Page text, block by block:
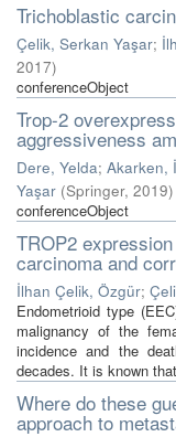
Trichoblastic
Çelik, Serkan Yaşar;
2017)
conferenceObject
Trop-2
aggressiveness
Dere, Yelda; Akarken,
Yaşar (Springer, 2019)
conferenceObject
TROP2
carcinoma and
İlhan Çelik, Özgür;
Endometrioid type
malignancy of the
incidence and the
decades. It is known
Where do these
approach to